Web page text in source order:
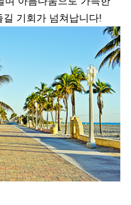
기회가 넘쳐납니다!